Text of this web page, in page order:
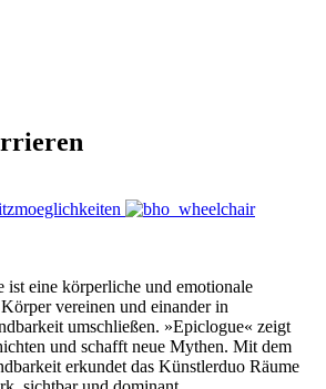
ist eine körperliche und emotionale
vereinen und einander in
umschließen. »Epiclogue« zeigt
und schafft neue Mythen. Mit dem
erkundet das Künstlerduo Räume